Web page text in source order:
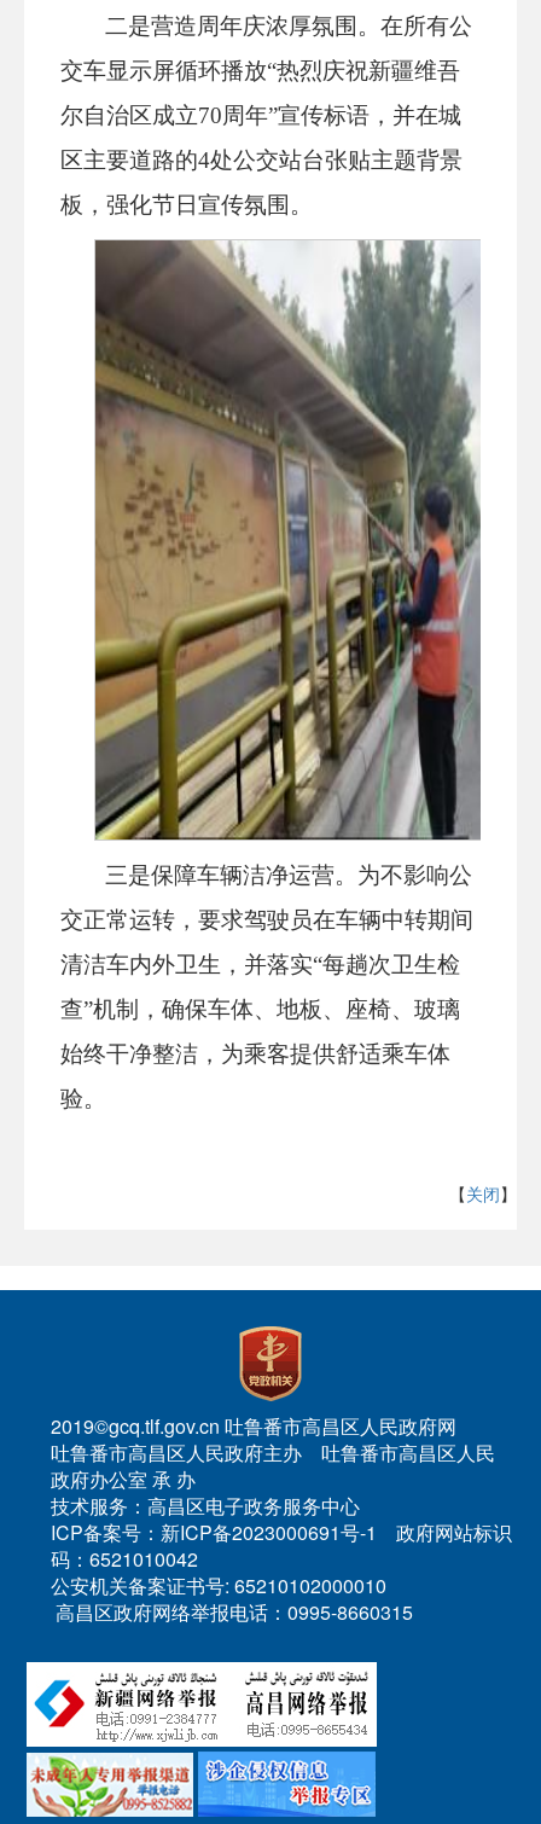
二是营造周年庆浓厚氛围。在所有公
交车显示屏循环播放“热烈庆祝新疆维吾
尔自治区成立70周年”宣传标语，并在城
区主要道路的4处公交站台张贴主题背景
板，强化节日宣传氛围。
三是保障车辆洁净运营。为不影响公
交正常运转，要求驾驶员在车辆中转期间
清洁车内外卫生， 并落实“每趟次卫生检
查”机制，确保车体、地板、 座椅、玻璃
始终干净整洁，为乘客提供舒适乘车体
验。
【关闭】
2019©gcq.tlf.gov.cn 吐鲁番市高昌区人民政府网
吐鲁番市高昌区人民政府主办 吐鲁番市高昌区人民
政府办公室 承 办
技术服务：高昌区电子政务服务中心
ICP备案号：新ICP备2023000691号-1 政府网站标识
码：6521010042
公安机关备案证书号: 65210102000010
高昌区政府网络举报电话：0995-8660315